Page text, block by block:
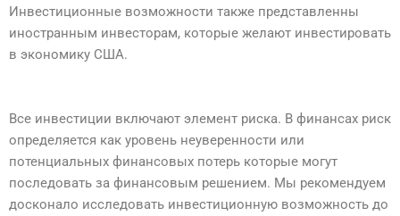
Инвестиционные возможности также представленны
иностранным инвесторам, которые желают инвестировать
в экономику США.
Все инвестиции включают элемент риска. В финансах риск
определяется как уровень неуверенности или
потенциальных финансовых потерь которые могут
последовать за финансовым решением. Мы рекомендуем
досконало исследовать инвестиционную возможность до